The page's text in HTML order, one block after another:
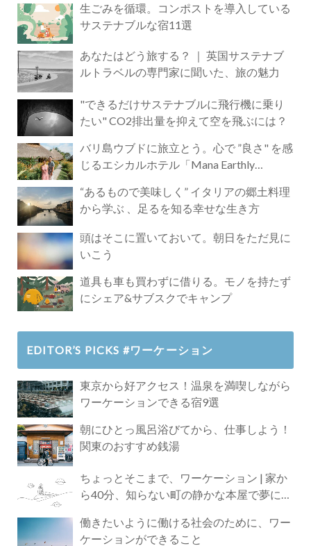
生ごみを循環。コンポストを導入している
サステナブルな宿11選
あなたはどう旅する？ ｜ 英国サステナブ
ルトラベルの専門家に聞いた、旅の魅力
"できるだけサステナブルに飛行機に乗り
たい" CO2排出量を抑えて空を飛ぶには？
バリ島ウブドに旅立とう。心で ”良さ" を感
じるエシカルホテル「Mana Earthly
“あるもので美味しく” イタリアの郷土料理
から学ぶ 、足るを知る幸せな生き方
頭はそこに置いておいて。朝日をただ見に
いこう
道具も車も買わずに借りる。モノを持たず
にシェア&サブスクでキャンプ
EDITOR’S PICKS #ワーケーション
東京から好アクセス！温泉を満喫しながら
ワーケーションできる宿9選
朝にひとっ風呂浴びてから、仕事しよう！
関東のおすすめ銭湯
ちょっとそこまで、ワーケーション | 家か
ら40分、知らない町の静かな本屋で夢に近
働きたいように働ける社会のために、ワー
ケーションができること